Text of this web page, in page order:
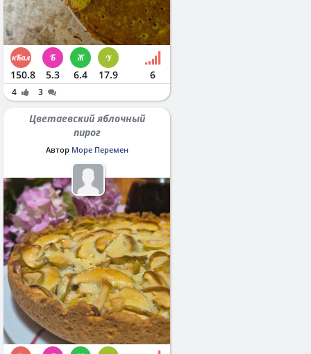
150.8 5.3 6.4 17.9 6
4 3
Цветаевский яблочный
пирог
Автор Море Перемен